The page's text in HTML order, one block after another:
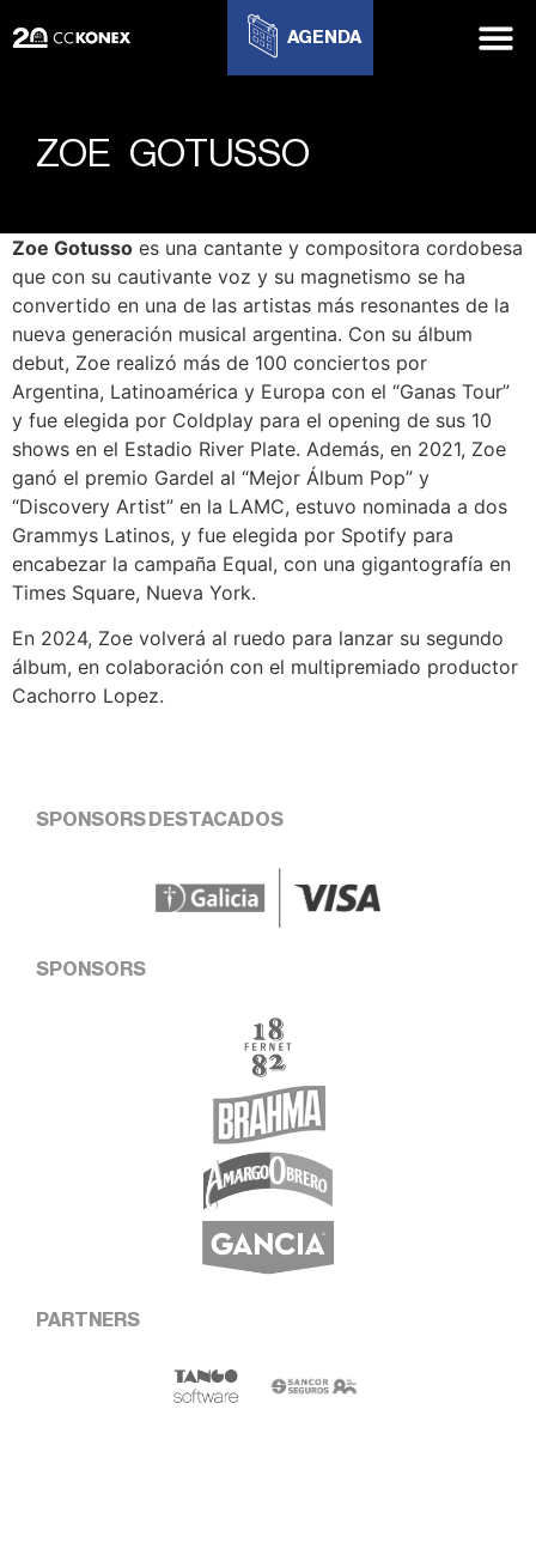
AGENDA
ZOE GOTUSSO
Zoe Gotusso es una cantante y compositora cordobesa
que con su cautivante voz y su magnetismo se ha
convertido en una de las artistas más resonantes de la
nueva generación musical argentina. Con su álbum
debut, Zoe realizó más de 100 conciertos por
Argentina, Latinoamérica y Europa con el “Ganas Tour”
y fue elegida por Coldplay para el opening de sus 10
shows en el Estadio River Plate. Además, en 2021, Zoe
ganó el premio Gardel al “Mejor Álbum Pop” y
“Discovery Artist” en la LAMC, estuvo nominada a dos
Grammys Latinos, y fue elegida por Spotify para
encabezar la campaña Equal, con una gigantografía en
Times Square, Nueva York.
En 2024, Zoe volverá al ruedo para lanzar su segundo
álbum, en colaboración con el multipremiado productor
Cachorro Lopez.
SPONSORS DESTACADOS
SPONSORS
PARTNERS